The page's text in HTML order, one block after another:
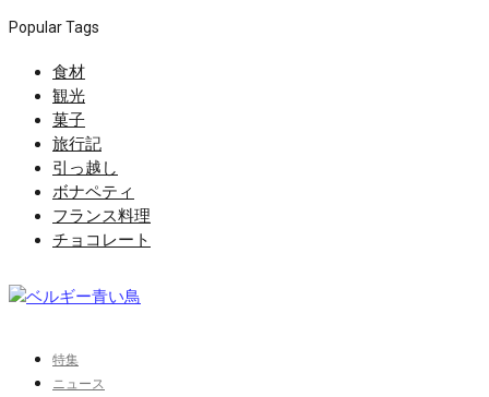
Popular Tags
食材
観光
菓子
旅行記
引っ越し
ボナペティ
フランス料理
チョコレート
特集
ニュース